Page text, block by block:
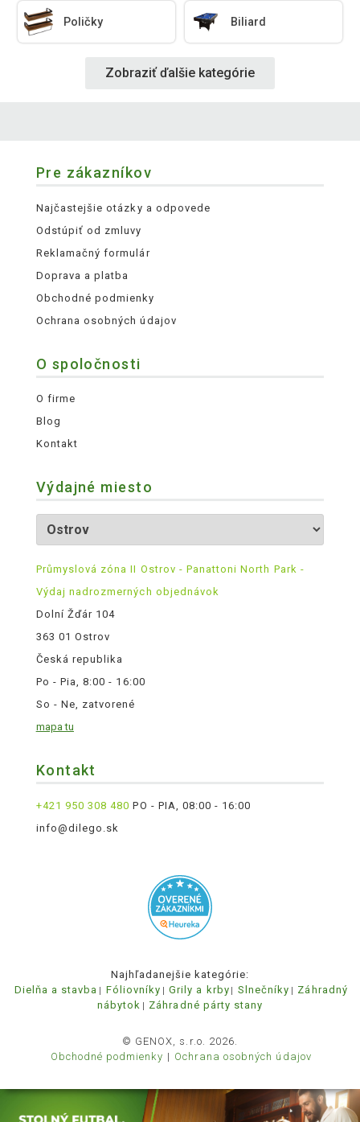
Poličky Biliard
Zobraziť ďalšie kategórie
Pre zákazníkov
Najčastejšie otázky a odpovede
Odstúpiť od zmluvy
Reklamačný formulár
Doprava a platba
Obchodné podmienky
Ochrana osobných údajov
O spoločnosti
O firme
Blog
Kontakt
Výdajné miesto
Průmyslová zóna II Ostrov - Panattoni North Park -
Výdaj nadrozmerných objednávok
Dolní Žďár 104
363 01 Ostrov
Česká republika
Po - Pia, 8:00 - 16:00
So - Ne, zatvorené
mapa tu
Kontakt
+421 950 308 480 PO - PIA, 08:00 - 16:00
info@dilego.sk
Najhľadanejšie kategórie:
Dielňa a stavba
Fóliovníky Grily a krby Slnečníky
Záhradný
nábytok
Záhradné párty stany
© GENOX, s.r.o. 2026.
Obchodné podmienky
Ochrana osobných údajov